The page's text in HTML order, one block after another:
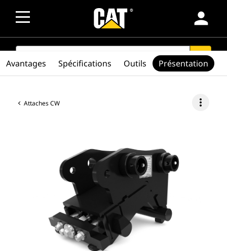
person
SEARCH search
Attaches CW more_vert
Avantages Spécifications Outils Présentation